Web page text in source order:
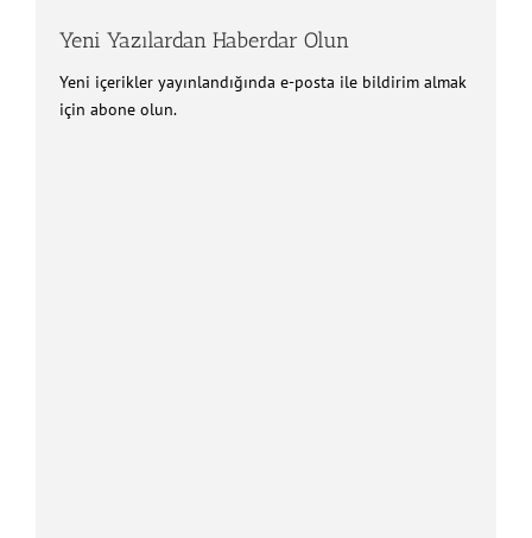
Yeni Yazılardan Haberdar Olun
Yeni içerikler yayınlandığında e-posta ile bildirim almak
için abone olun.